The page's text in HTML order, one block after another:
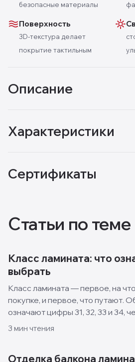
безопасные материалы
Поверхность
3D-текстура делает
покрытие тактильным
Описание
Характеристики
Сертификаты
Статьи по теме
Класс ламината: что
выбрать
Класс ламината — первое, на
покупке, и первое, что путают.
означают цифры 31, 32, 33 и 34,
отличаются и какой выбрать для
3 мин чтения
Отделка балкона